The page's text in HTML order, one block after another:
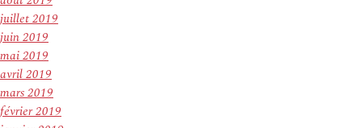
juillet 2019
juin 2019
mai 2019
avril 2019
mars 2019
février 2019